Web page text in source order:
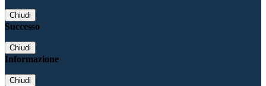
Chiudi
Successo
Chiudi
Informazione
Chiudi